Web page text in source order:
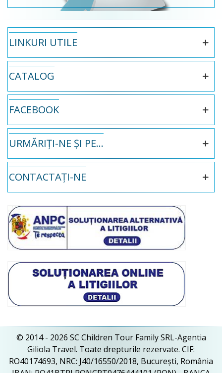
LINKURI UTILE
CATALOG
FACEBOOK
URMĂRIȚI-NE ȘI PE...
CONTACTAȚI-NE
© 2014 - 2026 SC Children Tour Family SRL-Agentia
Giliola Travel. Toate drepturile rezervate. CIF:
RO40174693, NRC: J40/16550/2018, București, România